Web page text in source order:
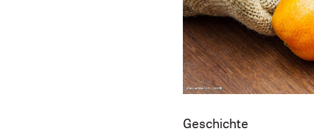
Geschichte